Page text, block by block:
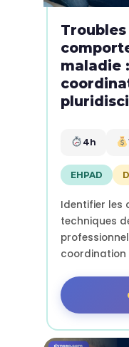
maladie
4h
EHPAD
Identifier les
techniques
coordination